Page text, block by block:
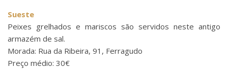
Sueste
Peixes grelhados e mariscos são servidos neste antigo
armazém de sal.
Morada: Rua da Ribeira, 91, Ferragudo
Preço médio: 30€